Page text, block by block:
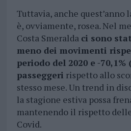
Tuttavia, anche quest’anno
è, ovviamente, rosea. Nel
Costa Smeralda ci sono
meno dei movimenti
periodo del 2020 e -70,1%
passeggeri rispetto allo
stesso mese. Un trend in
la stagione estiva possa
mantenendo il rispetto
Covid.